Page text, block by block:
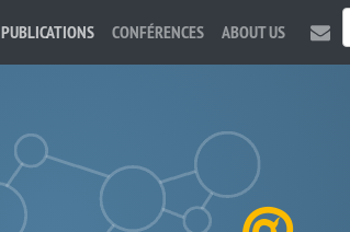
PUBLICATIONS CONFÉRENCES ABOUT US